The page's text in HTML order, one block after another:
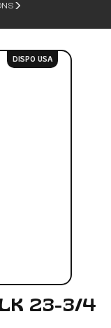
DISPO USA
23-3/4